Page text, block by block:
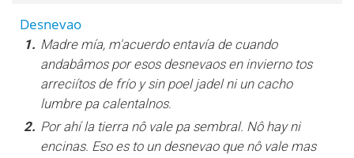
Desnevao
1. Madre mía, m'acuerdo entavía de cuando
andabâmos por esos desnevaos en invierno tos
arreciítos de frío y sin poel jadel ni un cacho
lumbre pa calentalnos.
2. Por ahí la tierra nô vale pa sembral. Nô hay ni
encinas. Eso es to un desnevao que nô vale mas